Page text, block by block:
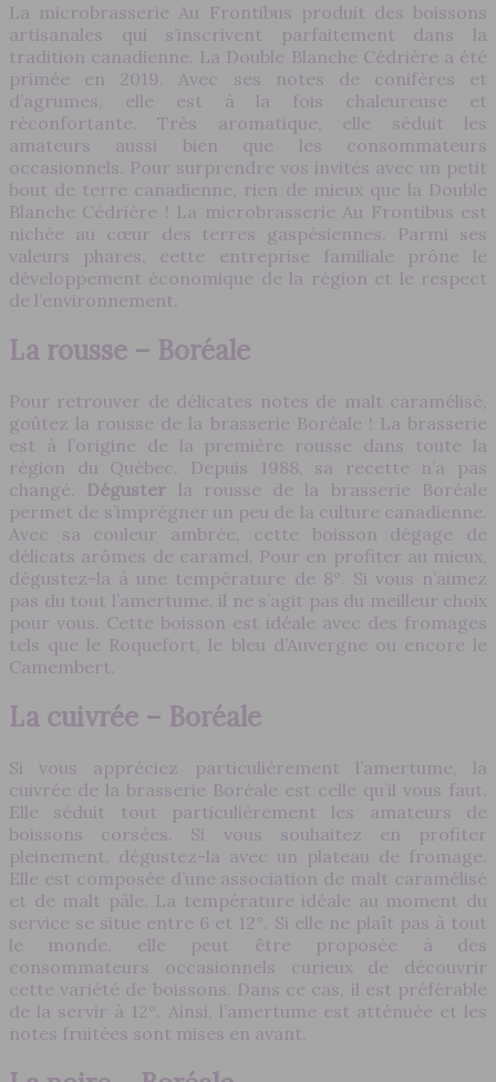
La microbrasserie Au Frontibus produit des boissons
artisanales qui s’inscrivent parfaitement dans la
tradition canadienne. La Double Blanche Cédrière a été
primée en 2019. Avec ses notes de conifères et
d’agrumes, elle est à la fois chaleureuse et
réconfortante. Très aromatique, elle séduit les
amateurs aussi bien que les consommateurs
occasionnels. Pour surprendre vos invités avec un petit
bout de terre canadienne, rien de mieux que la Double
Blanche Cédrière ! La microbrasserie Au Frontibus est
nichée au cœur des terres gaspésiennes. Parmi ses
valeurs phares, cette entreprise familiale prône le
développement économique de la région et le respect
de l’environnement.
La rousse – Boréale
Pour retrouver de délicates notes de malt caramélisé,
goûtez la rousse de la brasserie Boréale ! La brasserie
est à l’origine de la première rousse dans toute la
région du Québec. Depuis 1988, sa recette n’a pas
changé. Déguster la rousse de la brasserie Boréale
permet de s’imprégner un peu de la culture canadienne.
Avec sa couleur ambrée, cette boisson dégage de
délicats arômes de caramel. Pour en profiter au mieux,
dégustez-la à une température de 8°. Si vous n’aimez
pas du tout l’amertume, il ne s’agit pas du meilleur choix
pour vous. Cette boisson est idéale avec des fromages
tels que le Roquefort, le bleu d’Auvergne ou encore le
Camembert.
La cuivrée – Boréale
Si vous appréciez particulièrement l’amertume, la
cuivrée de la brasserie Boréale est celle qu’il vous faut.
Elle séduit tout particulièrement les amateurs de
boissons corsées. Si vous souhaitez en profiter
pleinement, dégustez-la avec un plateau de fromage.
Elle est composée d’une association de malt caramélisé
et de malt pâle. La température idéale au moment du
service se situe entre 6 et 12°. Si elle ne plaît pas à tout
le monde, elle peut être proposée à des
consommateurs occasionnels curieux de découvrir
cette variété de boissons. Dans ce cas, il est préférable
de la servir à 12°. Ainsi, l’amertume est atténuée et les
notes fruitées sont mises en avant.